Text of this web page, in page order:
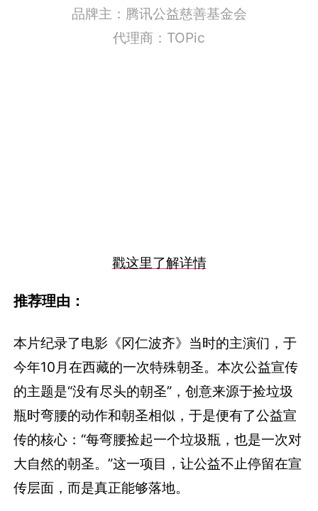
品牌主： 腾讯公益慈善基金会
代理商： TOPic
戳这里了解详情
推荐理由：
本片纪录了电影《冈仁波齐》当时的主演们，于
今年10月在西藏的一次特殊朝圣。本次公益宣传
的主题是“没有尽头的朝圣”，创意来源于捡垃圾
瓶时弯腰的动作和朝圣相似，于是便有了公益宣
传的核心：“每弯腰捡起一个垃圾瓶，也是一次对
大自然的朝圣。”这一项目，让公益不止停留在宣
传层面，而是真正能够落地。